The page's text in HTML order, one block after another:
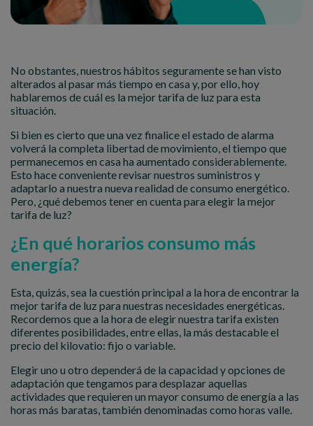
No obstantes, nuestros hábitos seguramente se han visto
alterados al pasar más tiempo en casa y, por ello, hoy
hablaremos de cuál es la mejor tarifa de luz para esta
situación.
Si bien es cierto que una vez finalice el estado de alarma
volverá la completa libertad de movimiento, el tiempo que
permanecemos en casa ha aumentado considerablemente.
Esto hace conveniente revisar nuestros suministros y
adaptarlo a nuestra nueva realidad de consumo energético.
Pero, ¿qué debemos tener en cuenta para elegir la mejor
tarifa de luz?
¿En qué horarios consumo más
energía?
Esta, quizás, sea la cuestión principal a la hora de encontrar la
mejor tarifa de luz para nuestras necesidades energéticas.
Recordemos que a la hora de elegir nuestra tarifa existen
diferentes posibilidades, entre ellas, la más destacable el
precio del kilovatio: fijo o variable.
Elegir uno u otro dependerá de la capacidad y opciones de
adaptación que tengamos para desplazar aquellas
actividades que requieren un mayor consumo de energía a las
horas más baratas, también denominadas como horas valle.